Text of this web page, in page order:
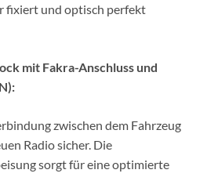
fixiert und optisch perfekt
mit Fakra-Anschluss und
zwischen dem Fahrzeug
Radio sicher. Die
sorgt für eine optimierte